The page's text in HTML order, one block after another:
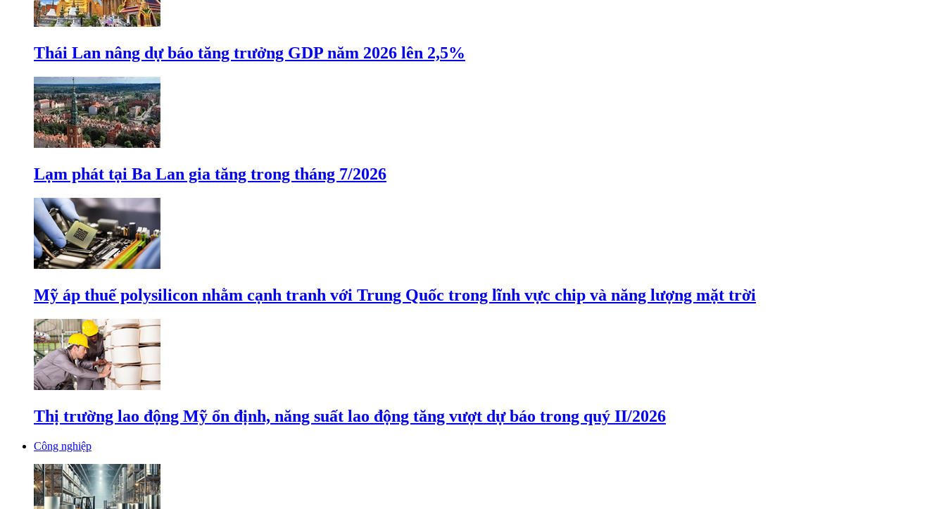
Thái Lan nâng dự báo tăng trưởng GDP năm 2026 lên 2,5%
Lạm phát tại Ba Lan gia tăng trong tháng 7/2026
Mỹ áp thuế polysilicon nhằm cạnh tranh với Trung Quốc trong lĩnh vực chip và năng lượng mặt trời
Thị trường lao động Mỹ ổn định, năng suất lao động tăng vượt dự báo trong quý II/2026
Công nghiệp